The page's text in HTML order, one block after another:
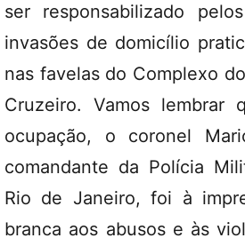
ser responsabilizado
invasões de domicílio
nas favelas do Complexo
Cruzeiro. Vamos lembrar
ocupação, o coronel
comandante da Polícia
Rio de Janeiro, foi à
branca aos abusos e às